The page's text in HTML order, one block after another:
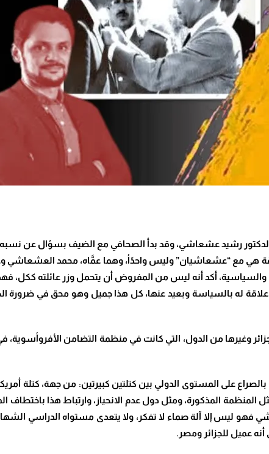
رشيد عشعاشي، وقد بدأ الصحافي مع الضيف بسؤال عن
هي مع “عشعاشيان” وليس واحدًأ، وهما عمَّاه، محمد العشعاشي
أكد أنه ليس من المفروض أن يتحمل وزر عائلته ككل، فهذا
له بالسياسة وبعيد عنها، كل هذا جميل وهو محق في ضرورة
وغيرها من الدول، التي كانت في منظمة التضامن الأفروأسوية،
على المستوى الدولي بين كتلتين كبيرتين: من جهة، كتلة
المذكورة، ومثل دول عدم الانحياز، وارتباط هذا
ليس إلا آلة صماء لا تفكر، ولا يتعدى مستواه الدراسي
عميل للجزائر ومصر.